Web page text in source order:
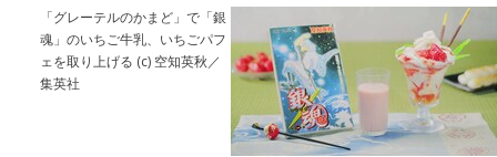
「グレーテルのかまど」で「銀
魂」のいちご牛乳、いちごパフ
ェを取り上げる (c) 空知英秋／
集英社